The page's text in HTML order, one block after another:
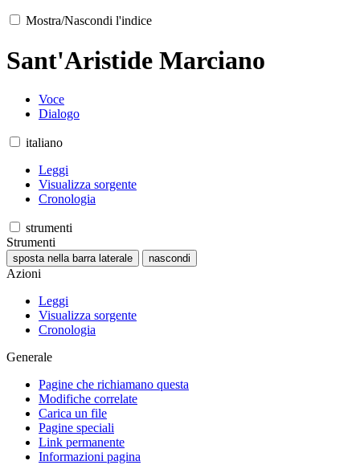
Mostra/Nascondi l'indice
Sant'Aristide Marciano
Voce
Dialogo
italiano
Leggi
Visualizza sorgente
Cronologia
strumenti
Strumenti
sposta nella barra laterale nascondi
Azioni
Leggi
Visualizza sorgente
Cronologia
Generale
Pagine che richiamano questa
Modifiche correlate
Carica un file
Pagine speciali
Link permanente
Informazioni pagina